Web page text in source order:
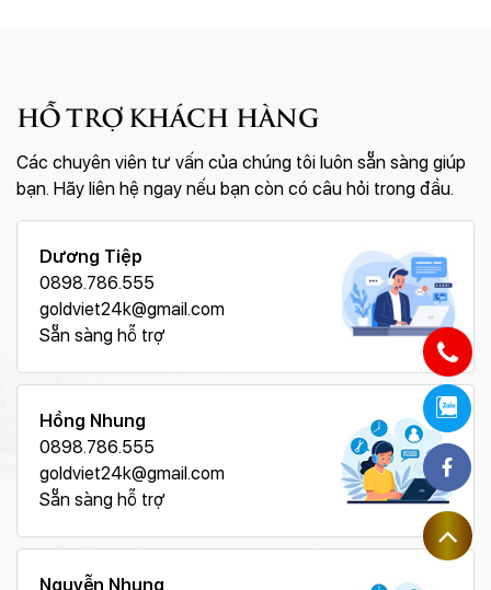
phong thủy, giá trị thẩm mỹ cho đến sự sang trọng và
tính ứng dụng trong môi trường kinh doanh.
HỖ TRỢ KHÁCH HÀNG
Các chuyên viên tư vấn của chúng tôi luôn sẵn sàng giúp
bạn. Hãy liên hệ ngay nếu bạn còn có câu hỏi trong đầu.
Dương Tiệp
0898.786.555
goldviet24k@gmail.com
Sẵn sàng hỗ trợ
Hồng Nhung
0898.786.555
goldviet24k@gmail.com
Sẵn sàng hỗ trợ
Nguyễn Nhung